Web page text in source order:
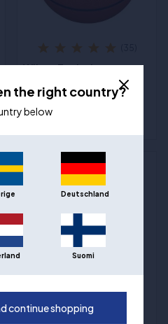
Wilson Evolution
Basketball størrelse 7
969,00 kr
Molten BG4000 Indoor
the right country?
below
Deutschland
Suomi
continue shopping